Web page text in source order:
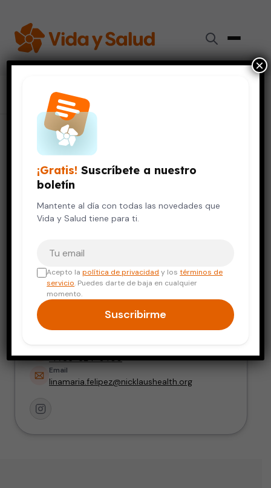
Colaboradores
Doctora
Pediatría
TÍTULOS ACADÉMICOS
Pediatra
Gastroenteróloga pediatra
3100 SW 62 Avenue Suite 6-100 Central Bldg
+1 786-624-3400
Email
linamaria.felipez@nicklaushealth.org
¡Gratis! Suscríbete a nuestro
boletín
Mantente al día con todas las novedades que
Vida y Salud tiene para ti.
Acepto lapolítica de privacidad y lostérminos de
servicio. Puedes darte de baja en cualquier
momento.
Suscribirme
×